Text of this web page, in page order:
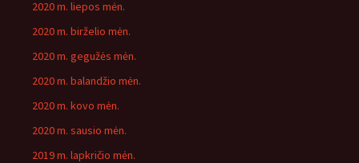
2020 m. liepos mėn.
2020 m. birželio mėn.
2020 m. gegužės mėn.
2020 m. balandžio mėn.
2020 m. kovo mėn.
2020 m. sausio mėn.
2019 m. lapkričio mėn.